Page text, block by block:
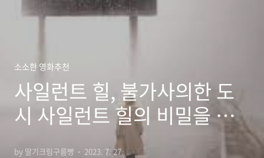
소소한 영화추천
사일런트 힐, 불가사의한 도
시 사일런트 힐의 비밀을 풀
by 딸기크림구름빵 2023. 7. 27.